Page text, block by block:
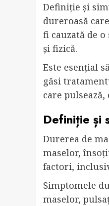
Definiție și
dureroasă
fi cauzată de
și fizică.
Este esențial
găsi
care
Definiție și
Durerea de
maselor,
factori,
Simptomele
maselor,